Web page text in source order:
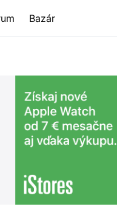
Bazár